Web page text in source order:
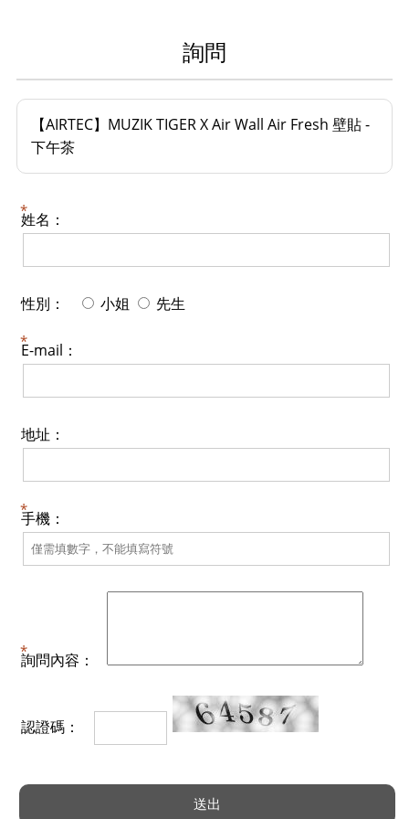
詢問
【AIRTEC】MUZIK TIGER X Air Wall Air Fresh 壁貼 -
下午茶
姓名：
性別： 小姐 先生
E-mail：
地址：
手機：
詢問內容：
認證碼：